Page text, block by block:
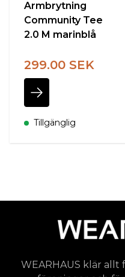
Armbrytning
Community Tee
2.0 M marinblå
299.00 SEK
Tillgänglig
WEARHAUS klär